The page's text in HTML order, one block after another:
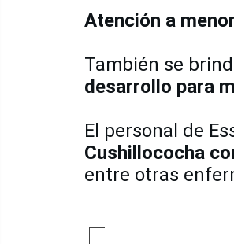
Atención a
También se
desarrollo para
El personal de
Cushillococha
entre otras